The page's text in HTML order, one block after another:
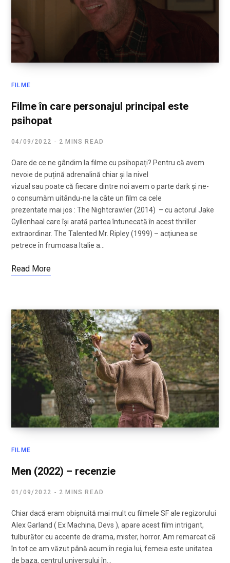
FILME
Filme în care personajul principal este
psihopat
04/09/2022 2 MINS READ
Oare de ce ne gândim la filme cu psihopați? Pentru că avem
nevoie de puțină adrenalină chiar și la nivel
vizual sau poate că fiecare dintre noi avem o parte dark și ne-
o consumăm uitându-ne la câte un film ca cele
prezentate mai jos : The Nightcrawler (2014) – cu actorul Jake
Gyllenhaal care își arată partea întunecată în acest thriller
extraordinar. The Talented Mr. Ripley (1999) – acțiunea se
petrece în frumoasa Italie a…
Read More
FILME
Men (2022) – recenzie
01/09/2022 2 MINS READ
Chiar dacă eram obișnuită mai mult cu filmele SF ale regizorului
Alex Garland ( Ex Machina, Devs ), apare acest film intrigant,
tulburător cu accente de drama, mister, horror. Am remarcat că
în tot ce am văzut până acum în regia lui, femeia este unitatea
de baza, centrul universului în…